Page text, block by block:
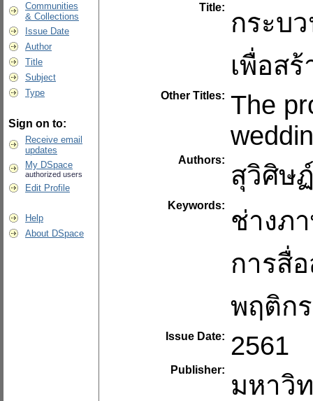
Communities
& Collections
Issue Date
Author
Title
Subject
Type
Sign on to:
Receive email
updates
My DSpace
authorized users
Edit Profile
Help
About DSpace
Title:
กระบ
เพื่อส
Other Titles: The
Authors:
สุวิศิษ
Keywords:
ช่างภ
การสื่
พฤติก
Issue Date: 2561
Publisher:
มหาวิ